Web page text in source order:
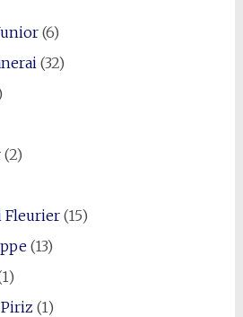
(6)
(32)
(2)
Fleurier(15)
(13)
(1)